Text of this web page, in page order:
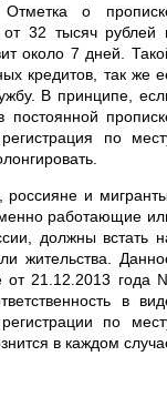
о
от 32 тысяч рублей
около 7 дней.
кредитов, так же
В принципе,
постоянной
по
россияне и
работающие
должны встать
жительства.
от 21.12.2013 года
в
по
в каждом